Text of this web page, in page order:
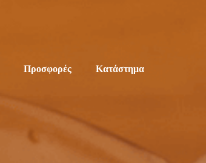
Προσφορές Κατάστημα